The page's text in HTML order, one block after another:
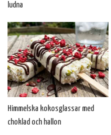
ludna
Himmelska kokosglassar med
choklad och hallon